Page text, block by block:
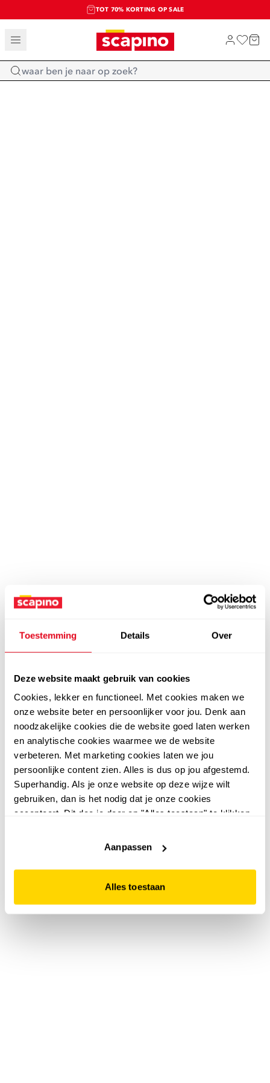
Toestemming Details Over
Deze website maakt gebruik van cookies
Cookies, lekker en functioneel. Met cookies maken we
onze website beter en persoonlijker voor jou. Denk aan
noodzakelijke cookies die de website goed laten werken
en analytische cookies waarmee we de website
verbeteren. Met marketing cookies laten we jou
persoonlijke content zien. Alles is dus op jou afgestemd.
Superhandig. Als je onze website op deze wijze wilt
gebruiken, dan is het nodig dat je onze cookies
accepteert. Dit doe je door op "Alles toestaan" te klikken.
website niet optimaal functioneert.
Aanpassen
Alles toestaan
TOT 70% KORTING OP SALE
SALE: LAATSTE KANS!
SHOP NIEUW
Home